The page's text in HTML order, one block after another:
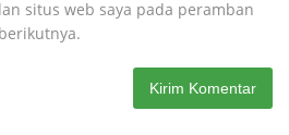
situs web saya pada peramban